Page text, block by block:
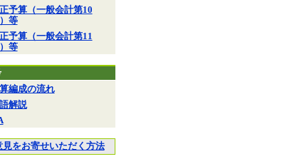
予算（一般会計第10
等
予算（一般会計第11
等
編成の流れ
解説
見をお寄せいただく方法